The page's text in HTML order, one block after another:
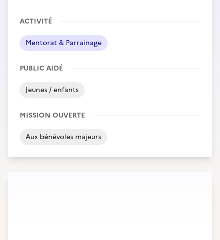
ACTIVITÉ
Mentorat & Parrainage
PUBLIC AIDÉ
Jeunes / enfants
MISSION OUVERTE
Aux bénévoles majeurs